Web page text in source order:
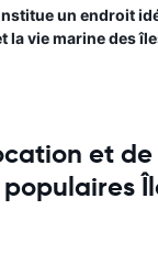
un endroit
la vie marine des
et